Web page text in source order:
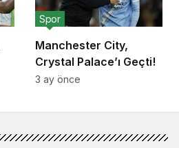
Manchester City,
Crystal Palace’ı Geçti!
Spor
3 ay önce